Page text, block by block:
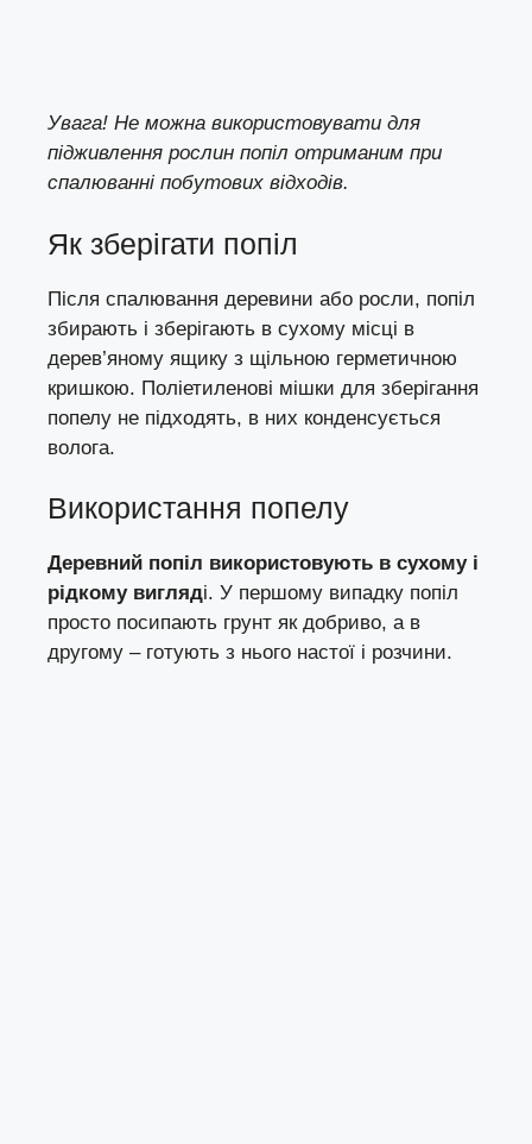
Увага! Не можна використовувати для
підживлення рослин попіл отриманим при
спалюванні побутових відходів.
Як зберігати попіл
Після спалювання деревини або росли, попіл
збирають і зберігають в сухому місці в
дерев’яному ящику з щільною герметичною
кришкою. Поліетиленові мішки для зберігання
попелу не підходять, в них конденсується
волога.
Використання попелу
Деревний попіл використовують в сухому і
рідкому вигляді. У першому випадку попіл
просто посипають грунт як добриво, а в
другому – готують з нього настої і розчини.